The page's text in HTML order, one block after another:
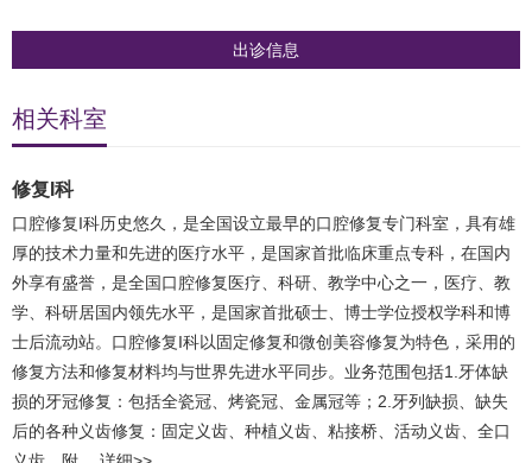
出诊信息
相关科室
修复I科
口腔修复I科历史悠久，是全国设立最早的口腔修复专门科室，具有雄
厚的技术力量和先进的医疗水平，是国家首批临床重点专科，在国内
外享有盛誉，是全国口腔修复医疗、科研、教学中心之一，医疗、教
学、科研居国内领先水平，是国家首批硕士、博士学位授权学科和博
士后流动站。口腔修复I科以固定修复和微创美容修复为特色，采用的
修复方法和修复材料均与世界先进水平同步。业务范围包括1.牙体缺
损的牙冠修复：包括全瓷冠、烤瓷冠、金属冠等；2.牙列缺损、缺失
后的各种义齿修复：固定义齿、种植义齿、粘接桥、活动义齿、全口